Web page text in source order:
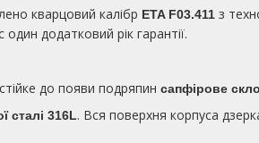
кварцовий калібр ETA F03.411 з
додатковий рік гарантії.
до появи подряпин сапфірове скло
сталі 316L. Вся поверхня корпуса